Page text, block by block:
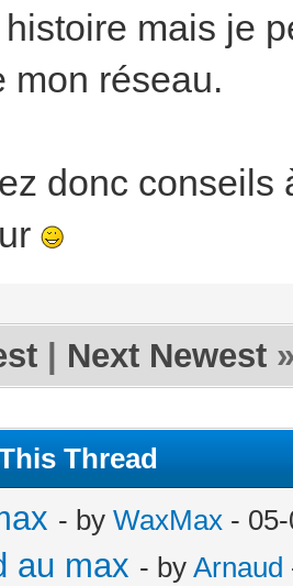
mais je
mon réseau.
donc conseils
Next Newest
Thread
- by WaxMax -
au max - by Arnaud